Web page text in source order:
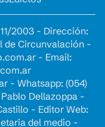
2003 - Dirección:
de Circunvalación -
- Email:
- Whatsapp: (054)
Dellazoppa -
- Editor Web:
del medio -